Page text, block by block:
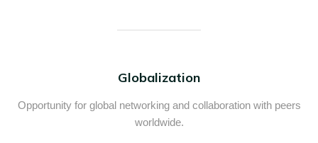
Globalization
Opportunity for global networking and collaboration with peers
worldwide.